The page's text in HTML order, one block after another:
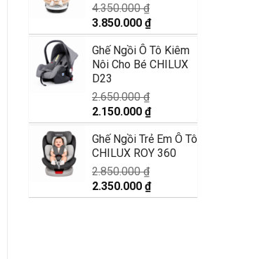
4.350.000₫
Giá
gốc
là:
4.350.000 ₫.
3.850.000 ₫Giá
hiện
tại
là:
Ghế Ngồi Ô Tô Kiêm
Nôi Cho Bé CHILUX
D23
2.650.000₫
Giá
gốc
là:
2.650.000 ₫.
2.150.000 ₫Giá
hiện
tại
là:
Ghế Ngồi Trẻ Em Ô Tô
CHILUX ROY 360
2.850.000₫
Giá
gốc
2.350.000 ₫Giá
hiện